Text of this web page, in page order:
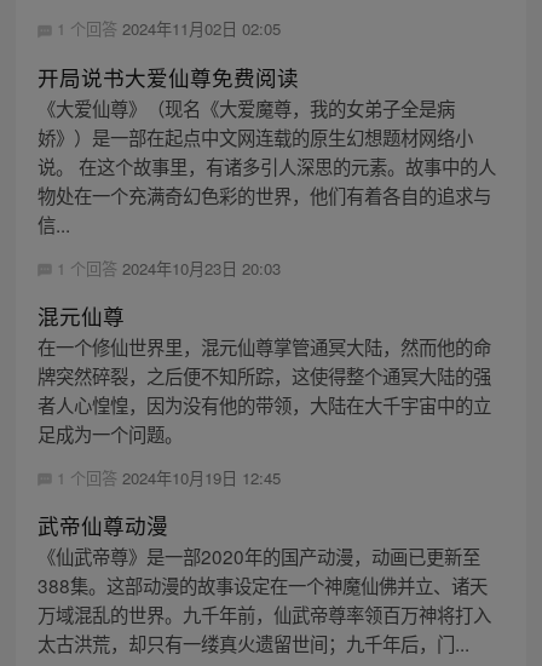
1 个回答 2024年11月02日 02:05
开局说书大爱仙尊免费阅读
《大爱仙尊》（现名《大爱魔尊，我的女弟子全是病
娇》）是一部在起点中文网连载的原生幻想题材网络小
说。 在这个故事里，有诸多引人深思的元素。故事中的人
物处在一个充满奇幻色彩的世界，他们有着各自的追求与
信...
1 个回答 2024年10月23日 20:03
混元仙尊
在一个修仙世界里，混元仙尊掌管通冥大陆，然而他的命
牌突然碎裂，之后便不知所踪，这使得整个通冥大陆的强
者人心惶惶，因为没有他的带领，大陆在大千宇宙中的立
足成为一个问题。
1 个回答 2024年10月19日 12:45
武帝仙尊动漫
《仙武帝尊》是一部2020年的国产动漫，动画已更新至
388集。这部动漫的故事设定在一个神魔仙佛并立、诸天
万域混乱的世界。九千年前，仙武帝尊率领百万神将打入
太古洪荒，却只有一缕真火遗留世间；九千年后，门...